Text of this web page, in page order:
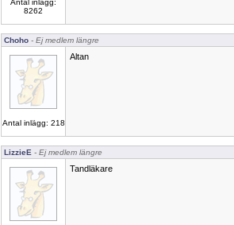
Antal inlägg:
8262
Choho - Ej medlem längre
Antal inlägg: 218
Altan
LizzieE - Ej medlem längre
Tandläkare